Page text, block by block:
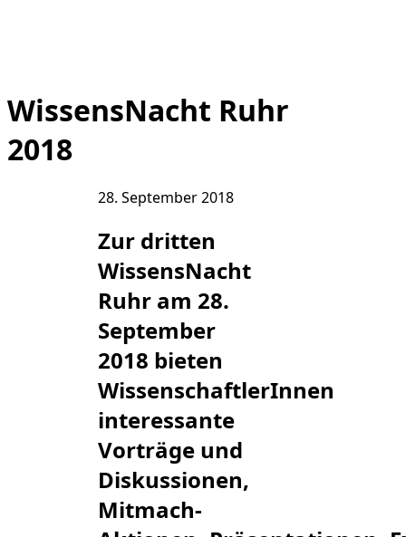
WissensNacht Ruhr
2018
28. September 2018
Zur dritten
WissensNacht
Ruhr am 28.
September
2018 bieten
WissenschaftlerInnen
interessante
Vorträge und
Diskussionen,
Mitmach-